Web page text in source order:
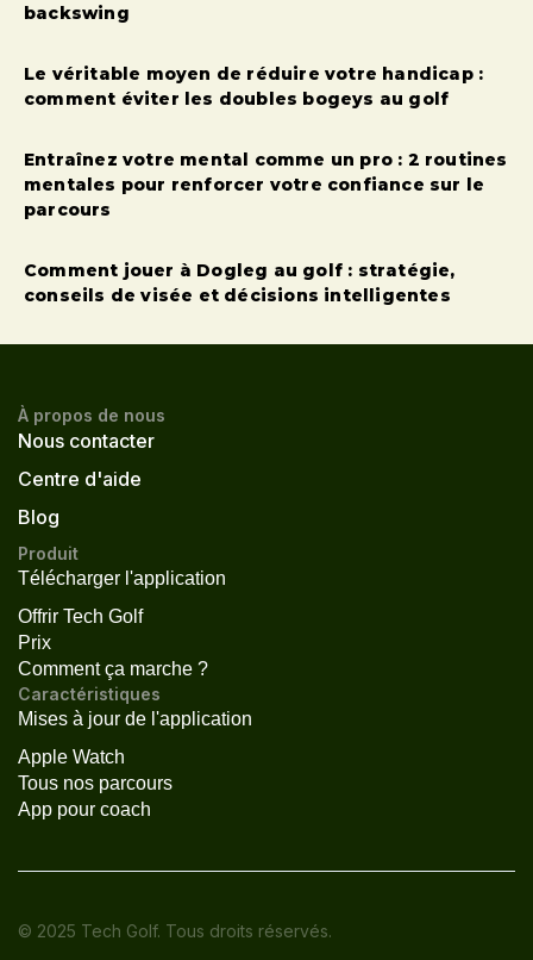
backswing
Le véritable moyen de réduire votre handicap :
comment éviter les doubles bogeys au golf
Entraînez votre mental comme un pro : 2 routines
mentales pour renforcer votre confiance sur le
parcours
Comment jouer à Dogleg au golf : stratégie,
conseils de visée et décisions intelligentes
À propos de nous
Nous contacter
Centre d'aide
Blog
Produit
Télécharger l'application
Offrir Tech Golf
Prix
Comment ça marche ?
Caractéristiques
Mises à jour de l'application
Apple Watch
Tous nos parcours
App pour coach
© 2025 Tech Golf. Tous droits réservés.